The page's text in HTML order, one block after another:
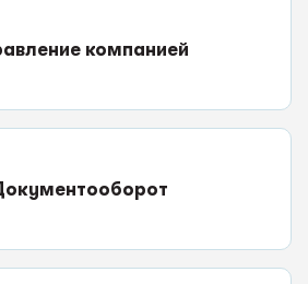
компанией